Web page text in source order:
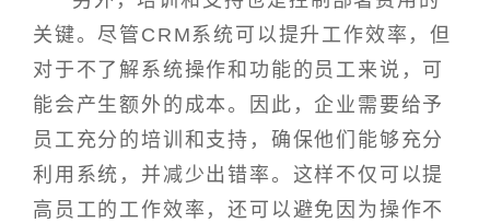
关键。尽管CRM系统可以提升工作效率，但
对于不了解系统操作和功能的员工来说，可
能会产生额外的成本。因此，企业需要给予
员工充分的培训和支持，确保他们能够充分
利用系统，并减少出错率。这样不仅可以提
高员工的工作效率，还可以避免因为操作不